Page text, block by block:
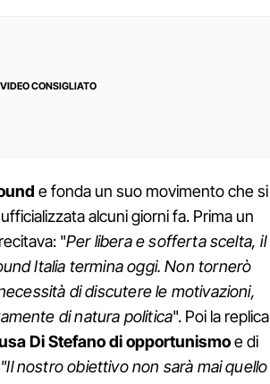
VIDEO CONSIGLIATO
e fonda un suo movimento che si
alcuni giorni fa. Prima un
"Per libera e sofferta scelta, il
Italia termina oggi. Non tornerò
di discutere le motivazioni,
di natura politica". Poi la replica
Di Stefano di opportunismoe di
"Il nostro obiettivo non sarà mai quello